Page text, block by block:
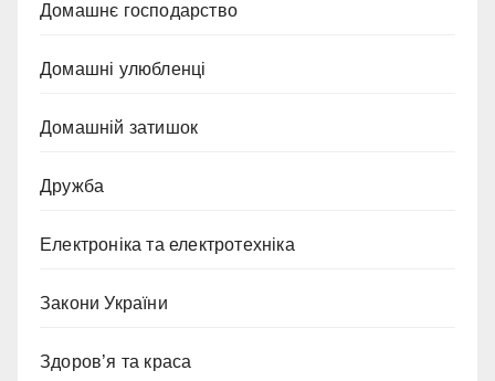
Домашнє господарство
Домашні улюбленці
Домашній затишок
Дружба
Електроніка та електротехніка
Закони України
Здоров’я та краса